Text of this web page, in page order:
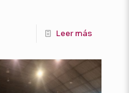
Leer más